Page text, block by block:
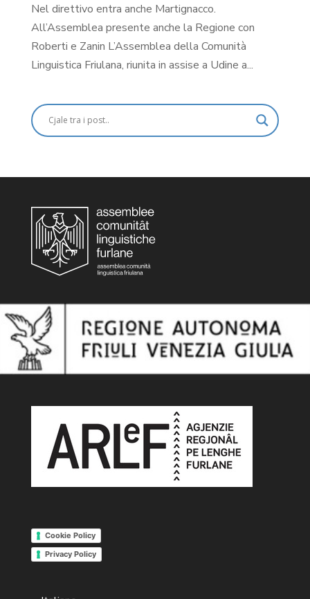
Nel direttivo entra anche Martignacco.
All’Assemblea presente anche la Regione con
Roberti e Zanin L’Assemblea della Comunità
Linguistica Friulana, riunita in assise a Udine a...
Cookie Policy
Privacy Policy